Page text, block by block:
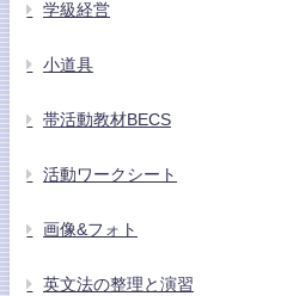
学級経営
小道具
帯活動教材BECS
活動ワークシート
画像&フォト
英文法の整理と演習